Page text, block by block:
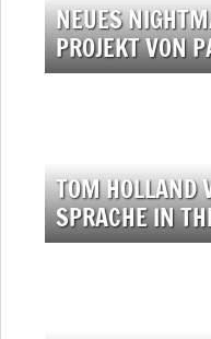
NEUES
PROJEKT VON
TOM HOLLAND
SPRACHE IN